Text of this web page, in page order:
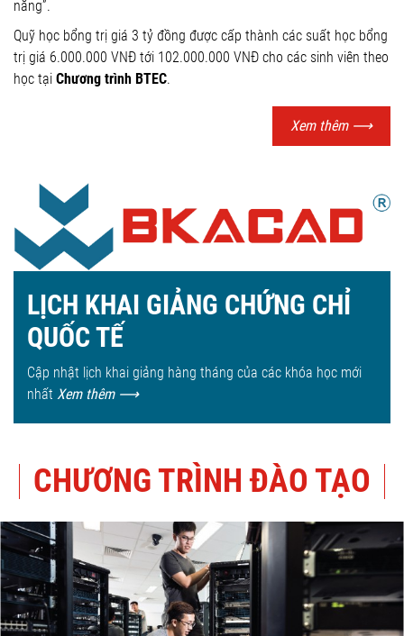
năng”.
Quỹ học bổng trị giá 3 tỷ đồng được cấp thành các suất học bổng
trị giá 6.000.000 VNĐ tới 102.000.000 VNĐ cho các sinh viên theo
học tại Chương trình BTEC.
Xem thêm ⟶
LỊCH KHAI GIẢNG CHỨNG CHỈ
QUỐC TẾ
Cập nhật lịch khai giảng hàng tháng của các khóa học mới
nhất Xem thêm ⟶
CHƯƠNG TRÌNH ĐÀO TẠO